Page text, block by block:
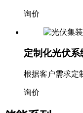
询价
定制化光伏系
根据客户需求定
询价